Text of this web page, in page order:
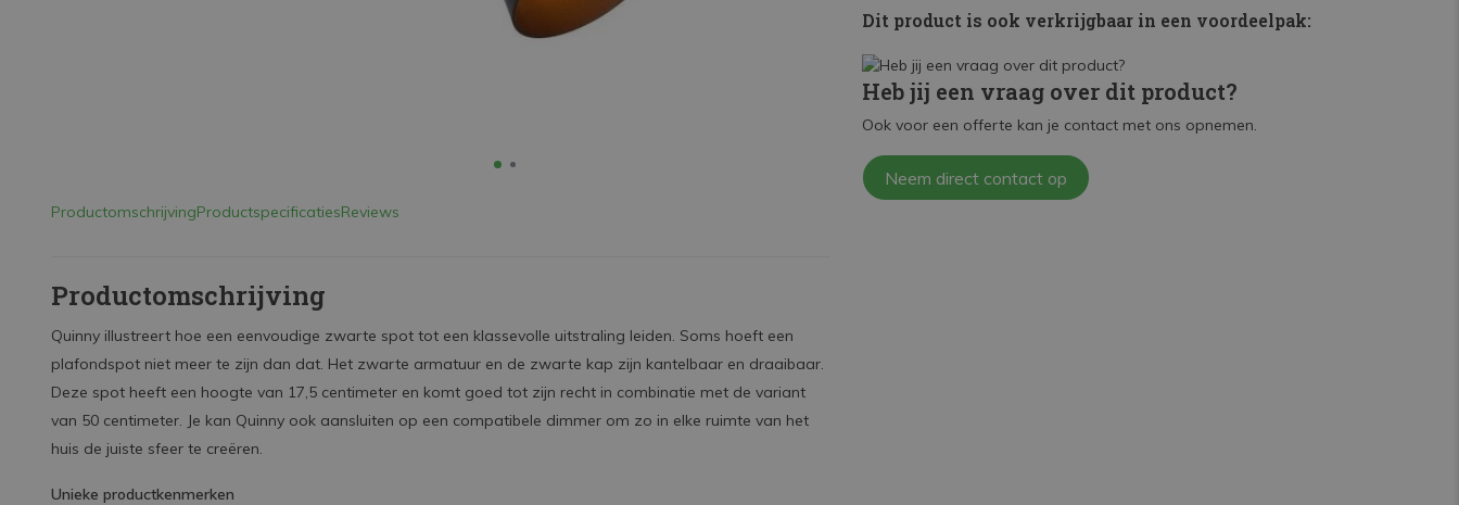
ProductomschrijvingProductspecificatiesReviews
Productomschrijving
Quinny illustreert hoe een eenvoudige zwarte spot tot een klassevolle uitstraling leiden. Soms hoeft een
plafondspot niet meer te zijn dan dat. Het zwarte armatuur en de zwarte kap zijn kantelbaar en draaibaar.
Deze spot heeft een hoogte van 17,5 centimeter en komt goed tot zijn recht in combinatie met de variant
van 50 centimeter. Je kan Quinny ook aansluiten op een compatibele dimmer om zo in elke ruimte van het
huis de juiste sfeer te creëren.
Unieke productkenmerken
Dit product is ook verkrijgbaar in een voordeelpak:
Heb jij een vraag over dit product?
Ook voor een offerte kan je contact met ons opnemen.
Neem direct contact op